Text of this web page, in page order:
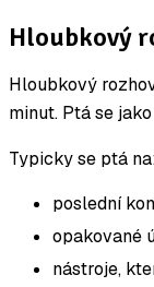
Hloubkový
Hloubkový
minut. Ptá se
Typicky se ptá
poslední
opakované
nástroje,